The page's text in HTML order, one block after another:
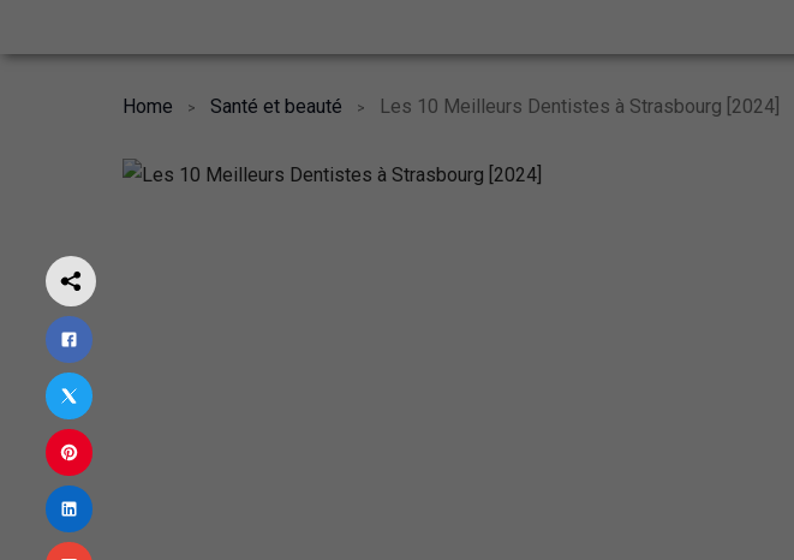
Home Santé et beauté Les 10 Meilleurs Dentistes à Strasbourg [2024]